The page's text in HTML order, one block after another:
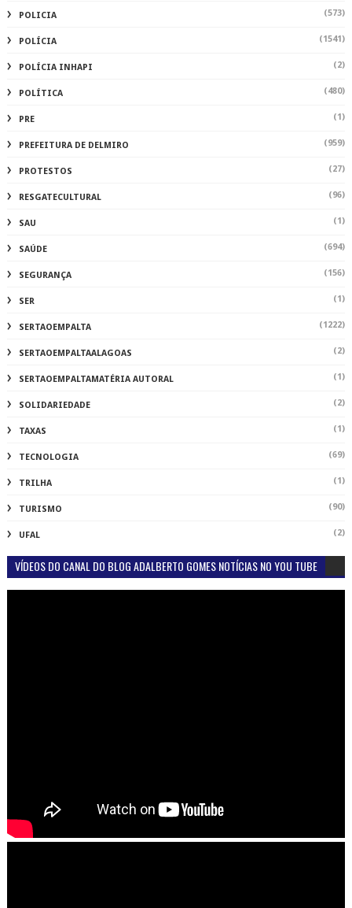
POLICIA (573)
POLÍCIA (1541)
POLÍCIA INHAPI (2)
POLÍTICA (480)
PRE (1)
PREFEITURA DE DELMIRO (959)
PROTESTOS (27)
RESGATECULTURAL (96)
SAU (1)
SAÚDE (694)
SEGURANÇA (156)
SER (1)
SERTAOEMPALTA (1222)
SERTAOEMPALTAALAGOAS (2)
SERTAOEMPALTAMATÉRIA AUTORAL (1)
SOLIDARIEDADE (2)
TAXAS (1)
TECNOLOGIA (69)
TRILHA (1)
TURISMO (90)
UFAL (2)
VÍDEOS DO CANAL DO BLOG ADALBERTO GOMES NOTÍCIAS NO YOU TUBE